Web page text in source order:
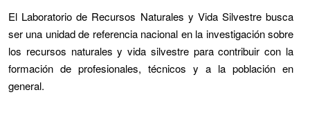
El Laboratorio de Recursos Naturales y Vida Silvestre busca
ser una unidad de referencia nacional en la investigación sobre
los recursos naturales y vida silvestre para contribuir con la
formación de profesionales, técnicos y a la población en
general.